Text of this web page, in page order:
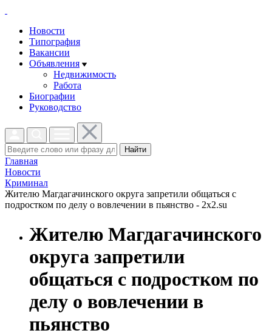
Новости
Типография
Вакансии
Объявления
Недвижимость
Работа
Биографии
Руководство
Найти
Главная
Новости
Криминал
Жителю Магдагачинского округа запретили общаться с
подростком по делу о вовлечении в пьянство - 2x2.su
Жителю Магдагачинского
округа запретили
общаться с подростком по
делу о вовлечении в
пьянство